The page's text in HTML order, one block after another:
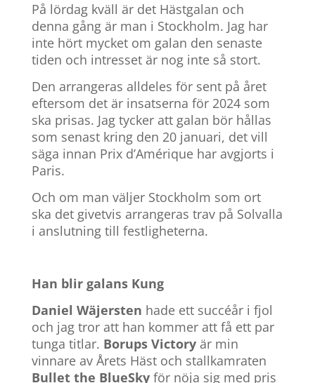
På lördag kväll är det Hästgalan och
denna gång är man i Stockholm. Jag har
inte hört mycket om galan den senaste
tiden och intresset är nog inte så stort.
Den arrangeras alldeles för sent på året
eftersom det är insatserna för 2024 som
ska prisas. Jag tycker att galan bör hållas
som senast kring den 20 januari, det vill
säga innan Prix d’Amérique har avgjorts i
Paris.
Och om man väljer Stockholm som ort
ska det givetvis arrangeras trav på Solvalla
i anslutning till festligheterna.
Han blir galans Kung
Daniel Wäjersten hade ett succéår i fjol
och jag tror att han kommer att få ett par
tunga titlar. Borups Victoryär min
vinnare av Årets Häst och stallkamraten
Bullet the BlueSkyför nöja sig med pris